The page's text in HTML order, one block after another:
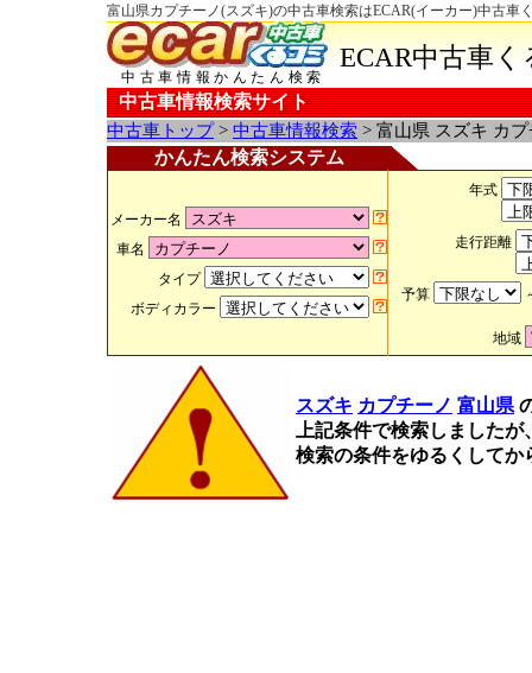
富山県カプチーノ(スズキ)の中古車検索はECAR(イーカー)中古車
中古車情報かんたん検索
ECAR中古車
中古車情報検索サイト
中古車トップ> 中古車情報検索 > 富山県 スズキ カ
かんたん検索システム
メーカー名
車名
タイプ
ボディカラー
年式
走行距離
予算
地域
スズキ カプチーノ 富山県
上記条件で検索しました
検索の条件をゆるくして